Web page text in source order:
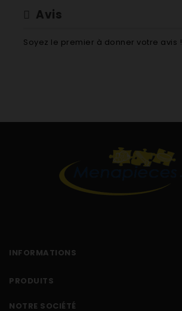
Avis
Soyez le premier à donner votre avis !
INFORMATIONS
PRODUITS
NOTRE SOCIÉTÉ